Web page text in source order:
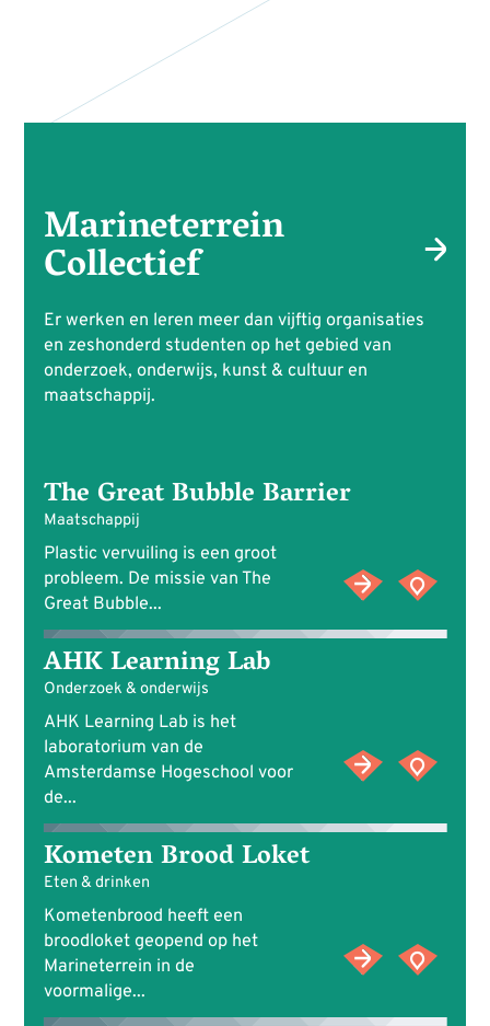
Marineterrein
Collectief
Er werken en leren meer dan vijftig organisaties
en zeshonderd studenten op het gebied van
onderzoek, onderwijs, kunst & cultuur en
maatschappij.
The Great Bubble Barrier
Maatschappij
Plastic vervuiling is een groot
probleem. De missie van The
Great Bubble...
AHK Learning Lab
Onderzoek & onderwijs
AHK Learning Lab is het
laboratorium van de
Amsterdamse Hogeschool voor
de...
Kometen Brood Loket
Eten & drinken
Kometenbrood heeft een
broodloket geopend op het
Marineterrein in de
voormalige...